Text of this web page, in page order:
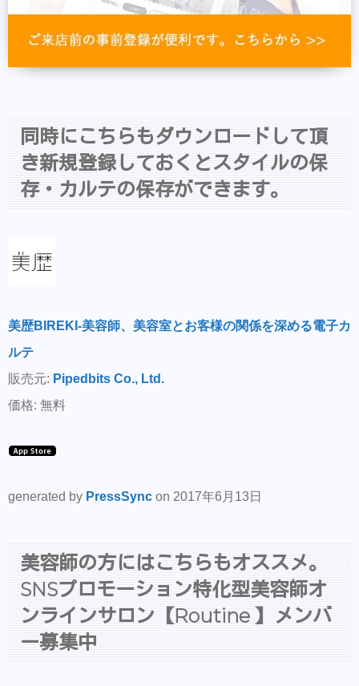
同時にこちらもダウンロードして頂
き新規登録しておくとスタイルの保
存・カルテの保存ができます。
美歴BIREKI-美容師、美容室とお客様の関係を深める電子カ
ルテ
販売元: Pipedbits Co., Ltd.
価格: 無料
generated by PressSync on 2017年6月13日
美容師の方にはこちらもオススメ。
SNSプロモーション特化型美容師オ
ンラインサロン【Routine 】メンバ
ー募集中